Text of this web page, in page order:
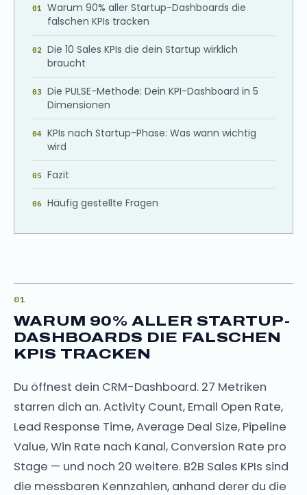
Warum 90% aller Startup-Dashboards die
falschen KPIs tracken
Die 10 Sales KPIs die dein Startup wirklich
braucht
Die PULSE-Methode: Dein KPI-Dashboard in 5
Dimensionen
KPIs nach Startup-Phase: Was wann wichtig
wird
Fazit
Häufig gestellte Fragen
WARUM 90% ALLER STARTUP-
DASHBOARDS DIE FALSCHEN
KPIS TRACKEN
Du öffnest dein CRM-Dashboard. 27 Metriken
starren dich an. Activity Count, Email Open Rate,
Lead Response Time, Average Deal Size, Pipeline
Value, Win Rate nach Kanal, Conversion Rate pro
Stage — und noch 20 weitere. B2B Sales KPIs sind
die messbaren Kennzahlen, anhand derer du die